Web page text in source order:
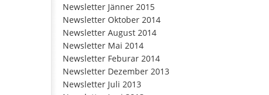
Newsletter Jänner 2015
Newsletter Oktober 2014
Newsletter August 2014
Newsletter Mai 2014
Newsletter Feburar 2014
Newsletter Dezember 2013
Newsletter Juli 2013